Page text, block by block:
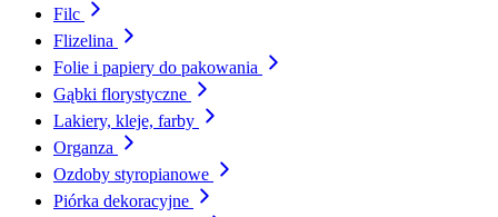
Filc
Flizelina
Folie i papiery do pakowania
Gąbki florystyczne
Lakiery, kleje, farby
Organza
Ozdoby styropianowe
Piórka dekoracyjne